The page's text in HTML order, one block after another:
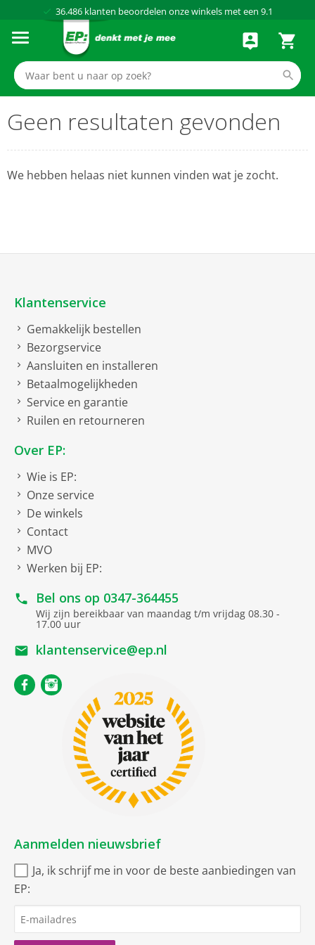
36.486 klanten beoordelen onze winkels met een 9.1
Al meer dan
dé elektronicaspecialist
Achteraf betalen via Klarna
Geen resultaten gevonden
We hebben helaas niet kunnen vinden wat je zocht.
Klantenservice
Gemakkelijk bestellen
Bezorgservice
Aansluiten en installeren
Betaalmogelijkheden
Service en garantie
Ruilen en retourneren
Over EP:
Wie is EP:
Onze service
De winkels
Contact
MVO
Werken bij EP:
Bel ons op 0347-364455
Wij zijn bereikbaar van maandag t/m vrijdag 08.30 -
17.00 uur
klantenservice@ep.nl
Aanmelden nieuwsbrief
Ja, ik schrijf me in voor de beste aanbiedingen van
EP: